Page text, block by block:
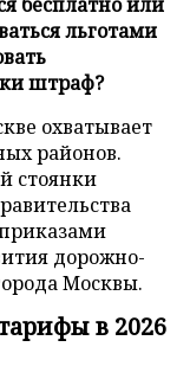
льготами
штраф?
охватывает
районов.
стоянки
дорожно-
Москвы.
в 2026